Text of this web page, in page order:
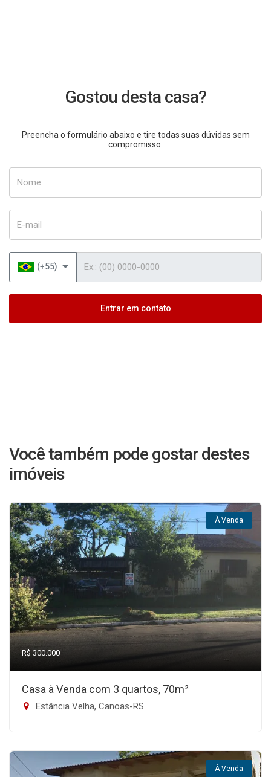
Gostou desta casa?
Preencha o formulário abaixo e tire todas suas dúvidas sem
compromisso.
(+55)
Entrar em contato
Você também pode gostar destes
imóveis
À Venda
R$ 300.000
Casa à Venda com 3 quartos, 70m²
Estância Velha, Canoas-RS
À Venda